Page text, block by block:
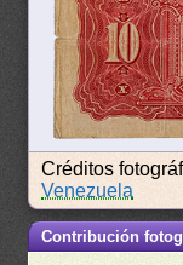
Créditos
Venezuela
Contribución